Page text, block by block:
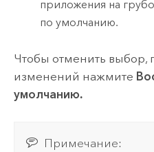
приложения на
по умолчанию.
Чтобы отменить выбор,
изменений нажмите
умолчанию.
Примечание: